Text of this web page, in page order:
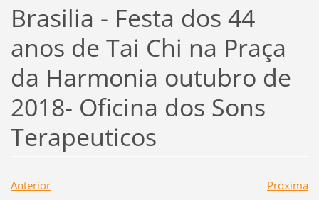
Brasilia - Festa dos 44
anos de Tai Chi na Praça
da Harmonia outubro de
2018- Oficina dos Sons
Terapeuticos
Anterior
Próxima